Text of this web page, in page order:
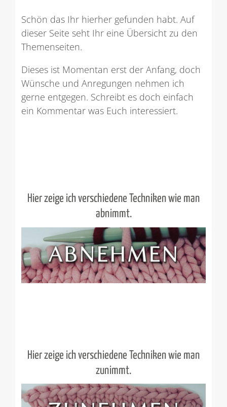
Schön das Ihr hierher gefunden habt. Auf
dieser Seite seht Ihr eine Übersicht zu den
Themenseiten.
Dieses ist Momentan erst der Anfang, doch
Wünsche und Anregungen nehmen ich
gerne entgegen. Schreibt es doch einfach
ein Kommentar was Euch interessiert.
Hier zeige ich verschiedene Techniken wie man
abnimmt.
Hier zeige ich verschiedene Techniken wie man
zunimmt.